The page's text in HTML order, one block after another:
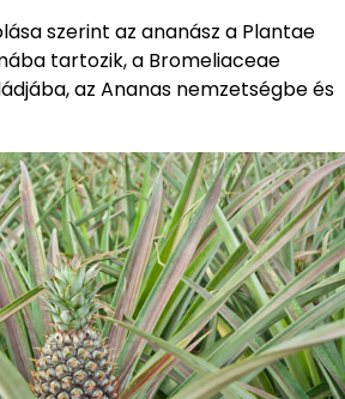
szerint az ananász a Plantae
tartozik, a Bromeliaceae
az Ananas nemzetségbe és